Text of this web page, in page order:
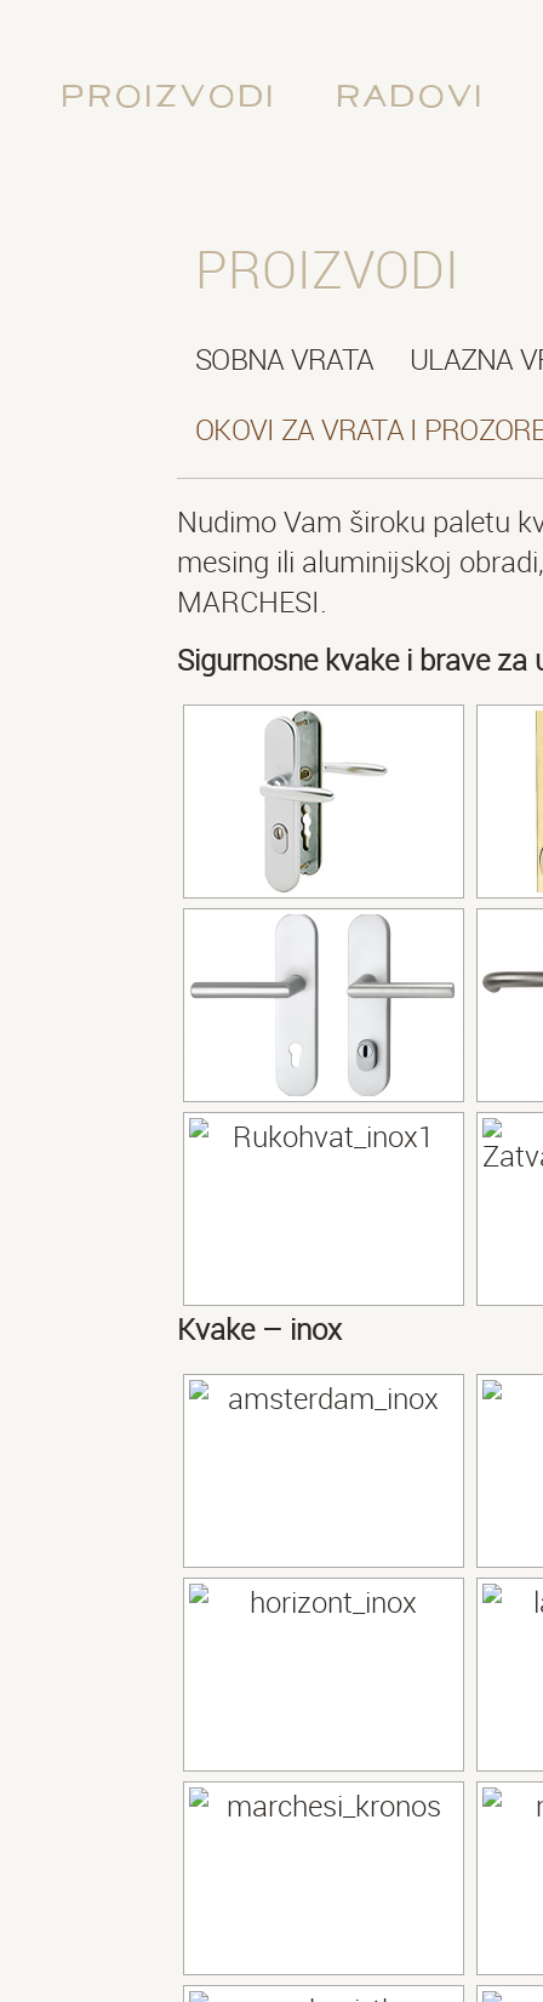
Proizvodi Radovi
PROIZVODI
SOBNA VRATA ULAZNA
OKOVI ZA VRATA I
Nudimo Vam široku paletu
mesing ili aluminijskoj
MARCHESI.
Sigurnosne kvake i brave za
Kvake – inox